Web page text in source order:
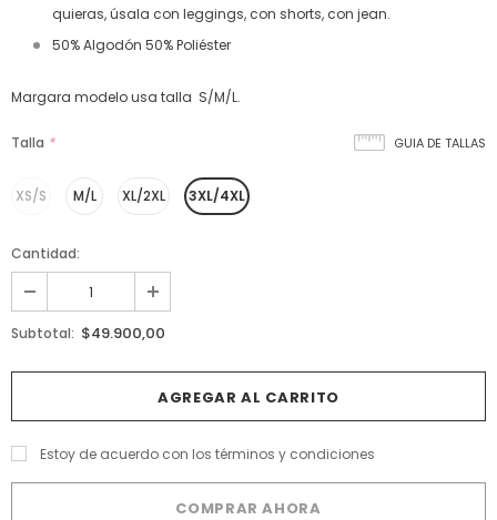
quieras, úsala con leggings, con shorts, con jean.
50% Algodón 50% Poliéster
Margara modelo usa talla S/M/L.
GUIA DE TALLAS
Talla *
XS/S M/L XL/2XL 3XL/4XL
Cantidad:
Subtotal: $49.900,00
Estoy de acuerdo con los términos y condiciones
COMPRAR AHORA